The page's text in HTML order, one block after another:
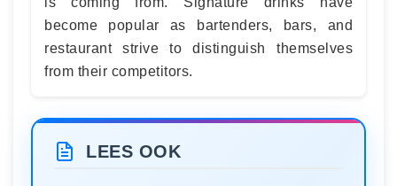
become popular as bartenders, bars, and
restaurant strive to distinguish themselves
from their competitors.
LEES OOK